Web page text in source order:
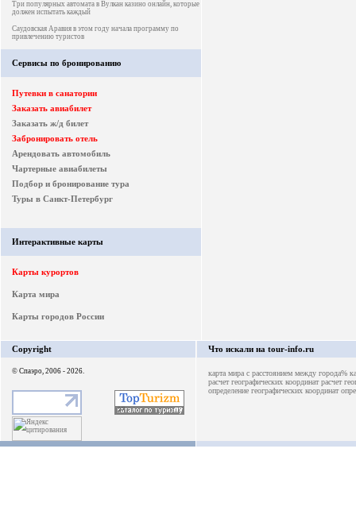
Три популярных автомата в Вулкан казино онлайн, которые
должен испытать каждый
Саудовская Аравия в этом году начала программу по
привлечению туристов
Сервисы по бронированию
Путевки в санатории
Заказать авиабилет
Заказать ж/д билет
Забронировать отель
Арендовать автомобиль
Чартерные авиабилеты
Подбор и бронирование тура
Туры в Санкт-Петербург
Интерактивные карты
Карты курортов
Карта мира
Карты городов России
Copyright
© Спаэро, 2006 - 2026.
Что искали на tour-info.ru
карта мира с расстоянием между города%
расчет географических координат расчет
определение географических координат